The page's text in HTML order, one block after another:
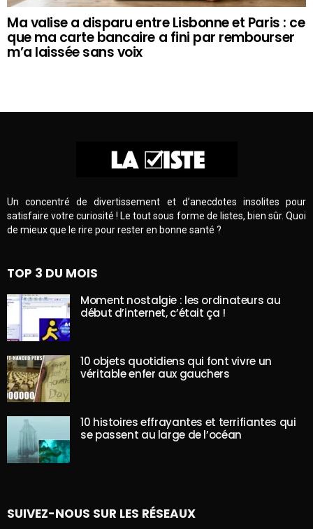
Ma valise a disparu entre Lisbonne et Paris : ce
que ma carte bancaire a fini par rembourser
m’a laissée sans voix
Un concentré de divertissement et d’anecdotes insolites pour
satisfaire votre curiosité ! Le tout sous forme de listes, bien sûr. Quoi
de mieux que le rire pour rester en bonne santé ?
TOP 3 DU MOIS
Moment nostalgie : les ordinateurs au
début d’internet, c’était ça !
10 objets quotidiens qui font vivre un
véritable enfer aux gauchers
10 histoires effrayantes et terrifiantes qui
se passent au large de l’océan
SUIVEZ-NOUS SUR LES RÉSEAUX